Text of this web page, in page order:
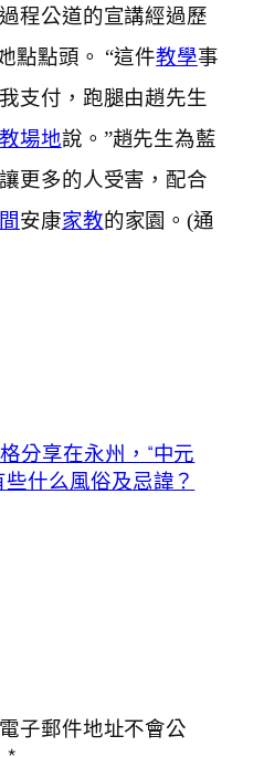
程公道的宣講經過歷
點點頭。 “這件教學事
支付，跑腿由趙先生
場地說。”趙先生為藍
更多的人受害，配合
安康家教的家園。(通
分享在永州，“中元
些什么風俗及忌諱？
子郵件地址不會公